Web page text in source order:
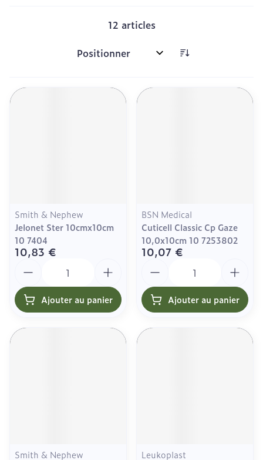
12 articles
Trier par:
Smith & Nephew
Jelonet Ster 10cmx10cm
10 7404
10,83 €
Ajouter au panier
BSN Medical
Cuticell Classic Cp Gaze
10,0x10cm 10 7253802
10,07 €
Ajouter au panier
Smith & Nephew
Leukoplast